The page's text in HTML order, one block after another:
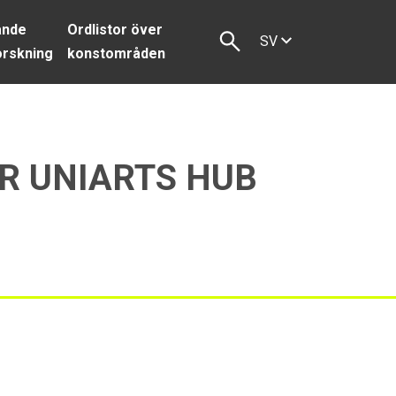
Ordlistor över
konstområden
SV
UNIARTS HUB